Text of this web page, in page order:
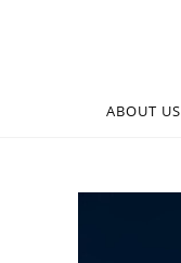
ABOUT US